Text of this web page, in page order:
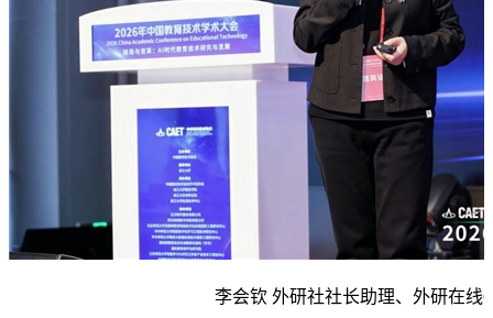
李会钦 外研社社长助理、外研在线